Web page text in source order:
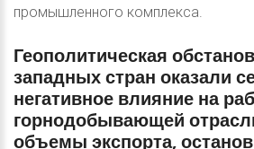
промышленного комплекса.
Геополитическая
западныхстран оказали
негативное влияние на
горнодобывающей
объемы экспорта,